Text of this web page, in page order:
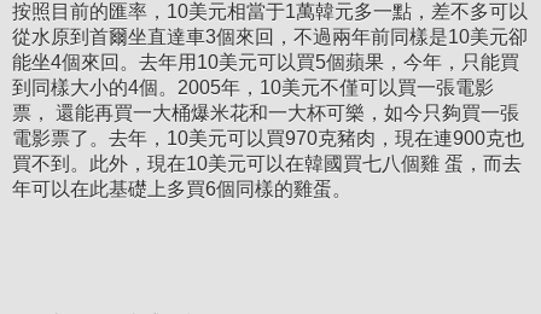
按照目前的匯率，10美元相當于1萬韓元多一點，差不多可以
從水原到首爾坐直達車3個來回，不過兩年前同樣是10美元卻
能坐4個來回。去年用10美元可以買5個蘋果，今年，只能買
到同樣大小的4個。2005年，10美元不僅可以買一張電影
票， 還能再買一大桶爆米花和一大杯可樂，如今只夠買一張
電影票了。去年，10美元可以買970克豬肉，現在連900克也
買不到。此外，現在10美元可以在韓國買七八個雞 蛋，而去
年可以在此基礎上多買6個同樣的雞蛋。